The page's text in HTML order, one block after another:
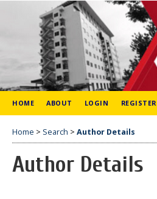
HOME ABOUT LOGIN REGISTER
Home > Search > Author Details
Author Details